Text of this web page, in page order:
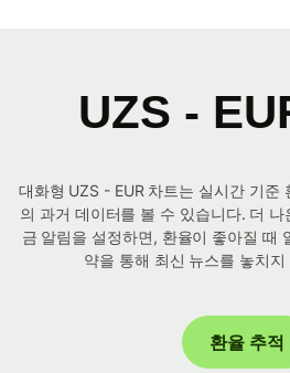
UZS -
대화형 UZS - EUR 차트는 실시간 기준
의 과거 데이터를 볼 수 있습니다. 더
금 알림을 설정하면, 환율이 좋아질 때
약을 통해 최신 뉴스를 놓치
환율 추적